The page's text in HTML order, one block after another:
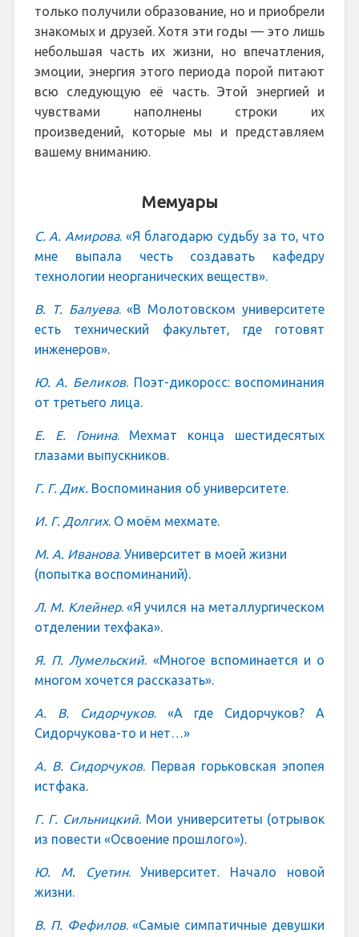
только получили образование, но и приобрели
знакомых и друзей. Хотя эти годы — это лишь
небольшая часть их жизни, но впечатления,
эмоции, энергия этого периода порой питают
всю следующую её часть. Этой энергией и
чувствами наполнены строки их
произведений, которые мы и представляем
вашему вниманию.
Мемуары
С. А. Амирова. «Я благодарю судьбу за то, что
мне выпала честь создавать кафедру
технологии неорганических веществ».
В. Т. Балуева. «В Молотовском университете
есть технический факультет, где готовят
инженеров».
Ю. А. Беликов. Поэт-дикоросс: воспоминания
от третьего лица.
Е. Е. Гонина. Мехмат конца шестидесятых
глазами выпускников.
Г. Г. Дик.Воспоминания об университете.
И. Г. Долгих. О моём мехмате.
М. А. Иванова. Университет в моей жизни
(попытка воспоминаний).
Л. М. Клейнер. «Я учился на металлургическом
отделении техфака».
Я. П. Лумельский. «Многое вспоминается и о
многом хочется рассказать».
А. В. Сидорчуков. «А где Сидорчуков? А
Сидорчукова-то и нет…»
А. В. Сидорчуков. Первая горьковская эпопея
истфака.
Г. Г. Сильницкий. Мои университеты (отрывок
из повести «Освоение прошлого»).
Ю. М. Суетин. Университет. Начало новой
жизни.
В. П. Фефилов. «Самые симпатичные девушки